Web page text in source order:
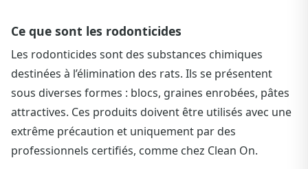
Ce que sont les rodonticides
Les rodonticides sont des substances chimiques
destinées à l’élimination des rats. Ils se présentent
sous diverses formes : blocs, graines enrobées, pâtes
attractives. Ces produits doivent être utilisés avec une
extrême précaution et uniquement par des
professionnels certifiés, comme chez Clean On.